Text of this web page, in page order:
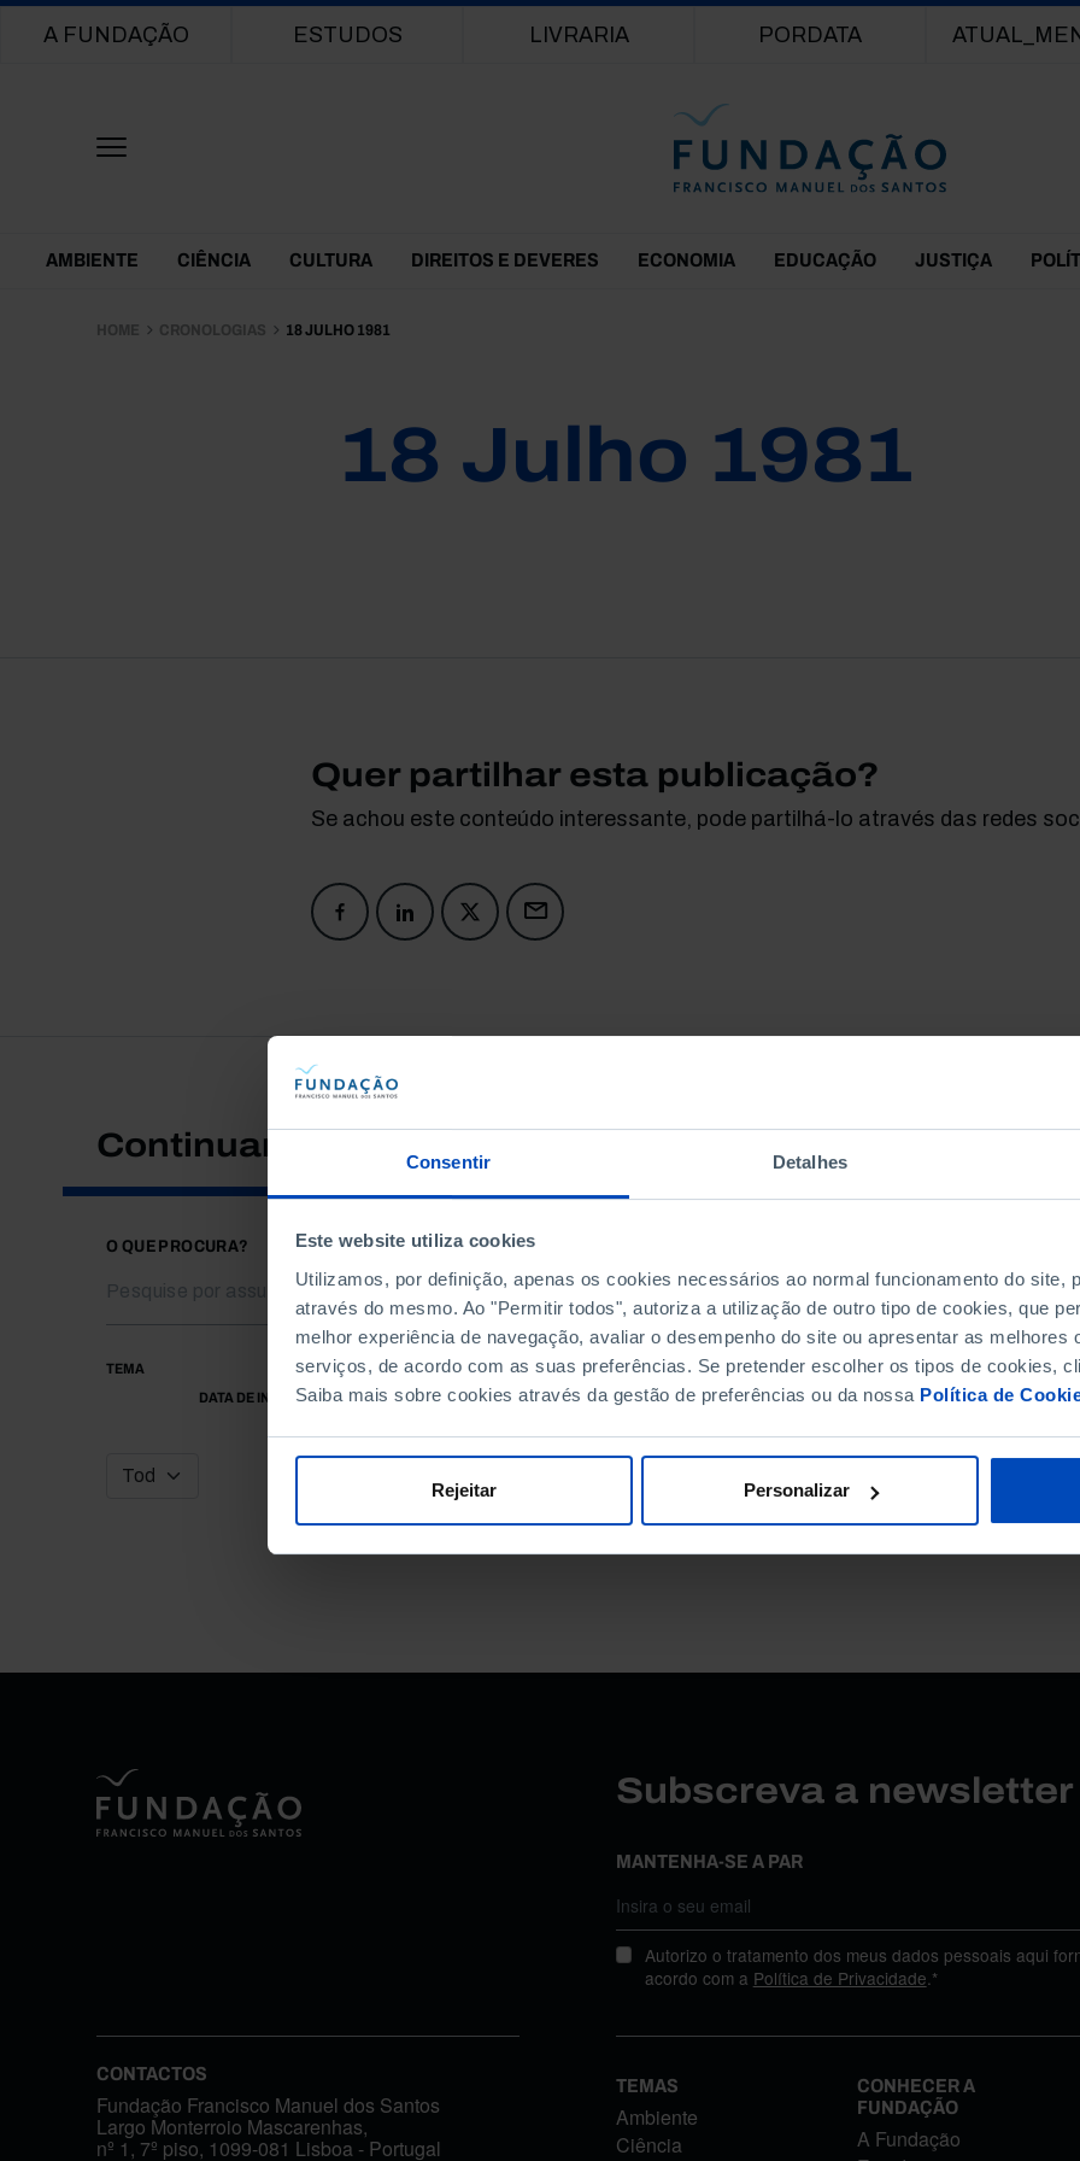
Consentir Detalhes
Este website utiliza cookies
Utilizamos, por definição, apenas os cookies necessários ao normal funcionamento do site,
através do mesmo. Ao "Permitir todos", autoriza a utilização de outro tipo de cookies, que
melhor experiência de navegação, avaliar o desempenho do site ou apresentar as melhores
serviços, de acordo com as suas preferências. Se pretender escolher os tipos de cookies,
Saiba mais sobre cookies através da gestão de preferências ou da nossa Política de
Rejeitar Personalizar
Main navigation
A FUNDAÇÃO ESTUDOS LIVRARIA PORDATA
Themes Menu
AMBIENTE CIÊNCIA CULTURA DIREITOS E DEVERES ECONOMIA EDUCAÇÃO JUSTIÇA
HOME CRONOLOGIAS 18 JULHO 1981
18 Julho 1981
Quer partilhar esta publicação?
Se achou este conteúdo interessante, pode partilhá-lo através das redes
Continuar a pesquisar
O QUE PROCURA?
TEMA
DATA DE INÍCIO
DATA DE FIM
Subscreva a
MANTENHA-SE A PAR
Autorizo o tratamento dos meus dados pessoais aqui
acordo com a Política de Privacidade.*
CONTACTOS
Fundação Francisco Manuel dos Santos
Largo Monterroio Mascarenhas,
nº 1, 7º piso, 1099-081 Lisboa - Portugal
TEMAS
Ambiente
Ciência
CONHECER A
FUNDAÇÃO
A Fundação